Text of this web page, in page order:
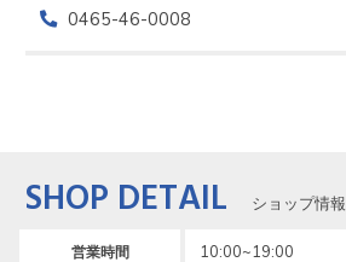
0465-46-0008
SHOP DETAIL ショップ情報
営業時間 10:00~19:00